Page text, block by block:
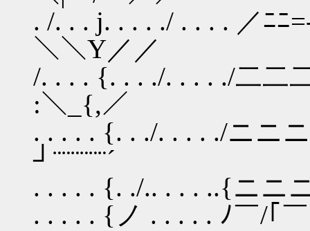
. /. . . j. . . . ./ . . . . ／ﾆ
＼＼Υ／／
/. . . . {. . . ./. . . . ./二
:＼_{,／
. . . . . {. . ./. . . . ./ニニ
┘¨¨¨¨¨¨´
. . . . . {. ./.. . . . ..{ニニ
. . . . . {ノ . . . . . ﾉ￣/｢